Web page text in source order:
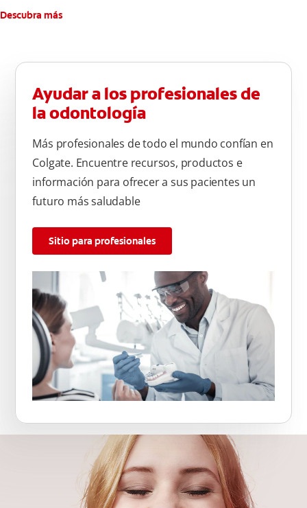
Descubra más
Ayudar a los profesionales de
la odontología
Más profesionales de todo el mundo confían en
Colgate. Encuentre recursos, productos e
información para ofrecer a sus pacientes un
futuro más saludable
Sitio para profesionales